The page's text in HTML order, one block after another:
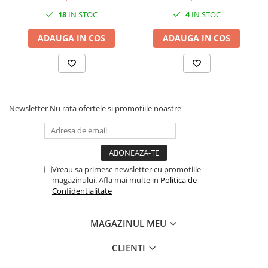
150x110mm
18 IN STOC
ADAUGA IN COS
4IN STOC
ADAUGA IN COS
Newsletter Nu rata ofertele si promotiile noastre
Vreau sa primesc newsletter cu promotiile
magazinului. Afla mai multe in Politica de
Confidentialitate
MAGAZINUL MEU
CLIENTI